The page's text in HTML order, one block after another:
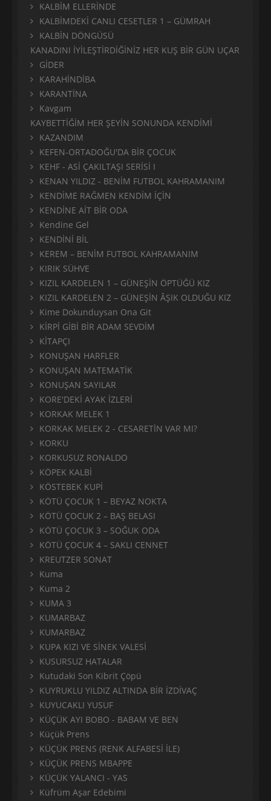
KALBİM ELLERİNDE
KALBİMDEKİ CANLI CESETLER 1 – GÜMRAH
KALBİN DÖNGÜSÜ
KANADINI İYİLEŞTİRDİĞİNİZ HER KUŞ BİR GÜN UÇAR
GİDER
KARAHİNDİBA
KARANTİNA
Kavgam
KAYBETTİĞİM HER ŞEYİN SONUNDA KENDİMİ
KAZANDIM
KEFEN-ORTADOĞU'DA BİR ÇOCUK
KEHF - ASİ ÇAKILTAŞI SERİSİ I
KENAN YILDIZ - BENİM FUTBOL KAHRAMANIM
KENDİME RAĞMEN KENDİM İÇİN
KENDİNE AİT BİR ODA
Kendine Gel
KENDİNİ BİL
KEREM – BENİM FUTBOL KAHRAMANIM
KIRIK SÜHVE
KIZIL KARDELEN 1 – GÜNEŞİN ÖPTÜĞÜ KIZ
KIZIL KARDELEN 2 – GÜNEŞİN ÂŞIK OLDUĞU KIZ
Kime Dokunduysan Ona Git
KİRPİ GİBİ BİR ADAM SEVDİM
KİTAPÇI
KONUŞAN HARFLER
KONUŞAN MATEMATİK
KONUŞAN SAYILAR
KORE'DEKİ AYAK İZLERİ
KORKAK MELEK 1
KORKAK MELEK 2 - CESARETİN VAR MI?
KORKU
KORKUSUZ RONALDO
KÖPEK KALBİ
KÖSTEBEK KUPİ
KÖTÜ ÇOCUK 1 – BEYAZ NOKTA
KÖTÜ ÇOCUK 2 – BAŞ BELASI
KÖTÜ ÇOCUK 3 – SOĞUK ODA
KÖTÜ ÇOCUK 4 – SAKLI CENNET
KREUTZER SONAT
Kuma
Kuma 2
KUMA 3
KUMARBAZ
KUMARBAZ
KUPA KIZI VE SİNEK VALESİ
KUSURSUZ HATALAR
Kutudaki Son Kibrit Çöpü
KUYRUKLU YILDIZ ALTINDA BİR İZDİVAÇ
KUYUCAKLI YUSUF
KÜÇÜK AYI BOBO - BABAM VE BEN
Küçük Prens
KÜÇÜK PRENS (RENK ALFABESİ İLE)
KÜÇÜK PRENS MBAPPE
KÜÇÜK YALANCI - YAS
Küfrüm Aşar Edebimi